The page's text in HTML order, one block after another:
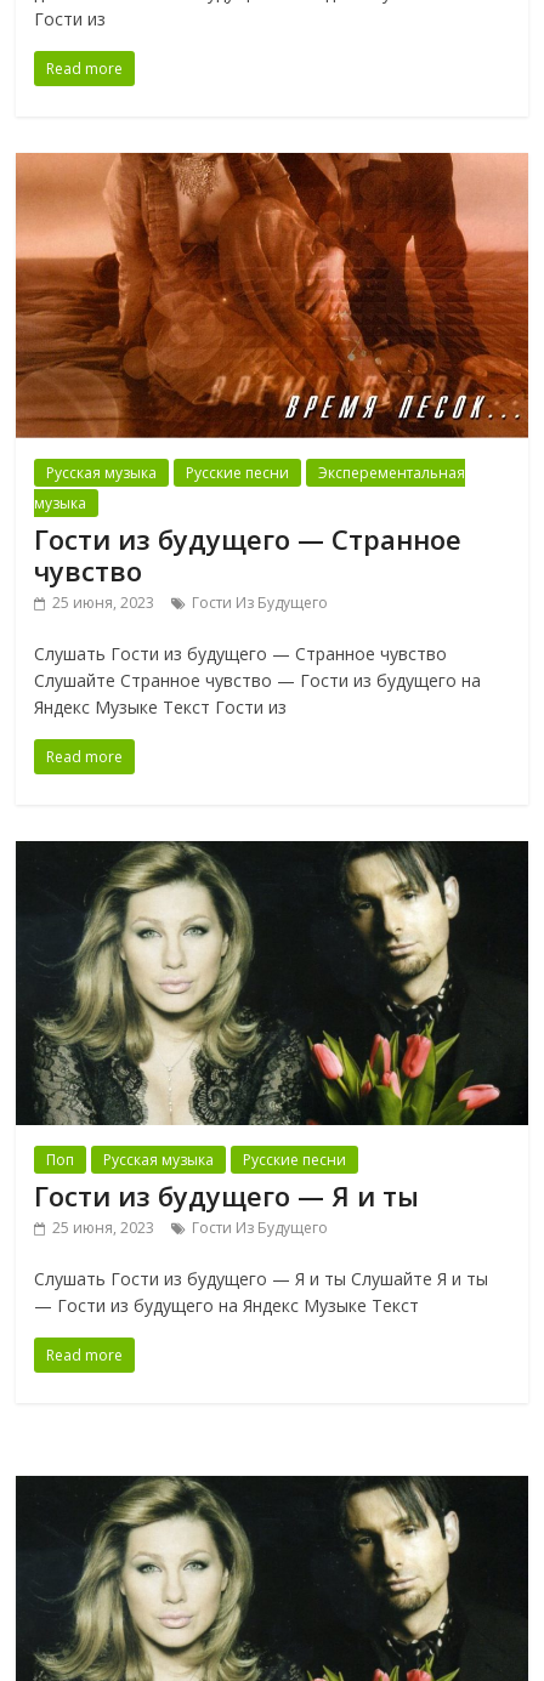
Гости из
Read more
Русская музыка Русские песни
Эксперементальная
музыка
Гости из будущего — Странное
чувство
25 июня, 2023 Гости Из Будущего
Слушать Гости из будущего — Странное чувство
Слушайте Странное чувство — Гости из будущего на
Яндекс Музыке Текст Гости из
Read more
Поп Русская музыка Русские песни
Гости из будущего — Я и ты
25 июня, 2023 Гости Из Будущего
Слушать Гости из будущего — Я и ты Слушайте Я и ты
— Гости из будущего на Яндекс Музыке Текст
Read more